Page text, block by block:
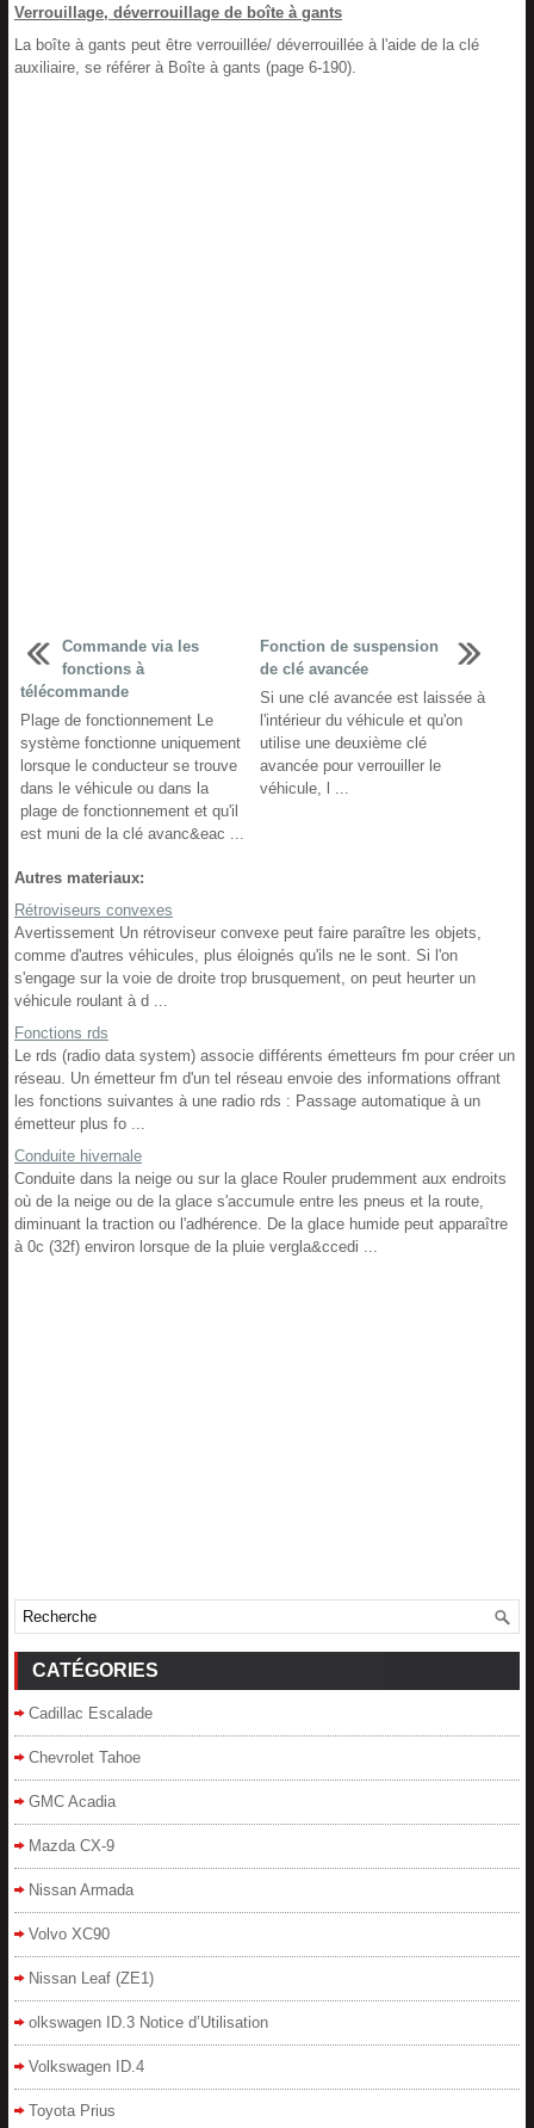
Verrouillage, déverrouillage de boîte à gants
La boîte à gants peut être verrouillée/ déverrouillée à l'aide de la clé
auxiliaire, se référer à Boîte à gants (page 6-190).
Commande via les
fonctions à
télécommande
Plage de fonctionnement Le
système fonctionne uniquement
lorsque le conducteur se trouve
dans le véhicule ou dans la
plage de fonctionnement et qu'il
est muni de la clé avanc&eac ...
Fonction de suspension
de clé avancée
Si une clé avancée est laissée à
l'intérieur du véhicule et qu'on
utilise une deuxième clé
avancée pour verrouiller le
véhicule, l ...
Autres materiaux:
Rétroviseurs convexes
Avertissement Un rétroviseur convexe peut faire paraître les objets,
comme d'autres véhicules, plus éloignés qu'ils ne le sont. Si l'on
s'engage sur la voie de droite trop brusquement, on peut heurter un
véhicule roulant à d ...
Fonctions rds
Le rds (radio data system) associe différents émetteurs fm pour créer un
réseau. Un émetteur fm d'un tel réseau envoie des informations offrant
les fonctions suivantes à une radio rds : Passage automatique à un
émetteur plus fo ...
Conduite hivernale
Conduite dans la neige ou sur la glace Rouler prudemment aux endroits
où de la neige ou de la glace s'accumule entre les pneus et la route,
diminuant la traction ou l'adhérence. De la glace humide peut apparaître
à 0c (32f) environ lorsque de la pluie vergla&ccedi ...
CATÉGORIES
Cadillac Escalade
Chevrolet Tahoe
GMC Acadia
Mazda CX-9
Nissan Armada
Volvo XC90
Nissan Leaf (ZE1)
olkswagen ID.3 Notice d’Utilisation
Volkswagen ID.4
Toyota Prius